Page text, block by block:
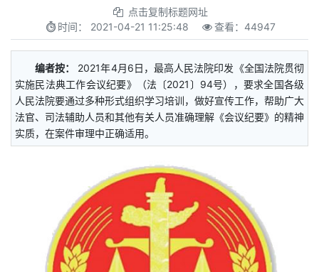
点击复制标题网址
时间： 2021-04-21 11:25:48 查看： 44947
编者按：
2021年4月6日，最高人民法院印发《全国法院贯彻
实施民法典工作会议纪要》（法〔2021〕94号），要求全国各级
人民法院要通过多种形式组织学习培训，做好宣传工作，帮助广大
法官、司法辅助人员和其他有关人员准确理解《会议纪要》的精神
实质，在案件审理中正确适用。